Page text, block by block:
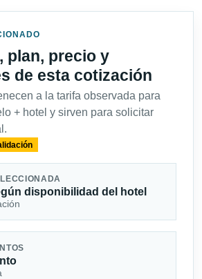
plan, precio y
de esta cotización
a la tarifa observada para
+ hotel y sirven para solicitar
disponibilidad del hotel